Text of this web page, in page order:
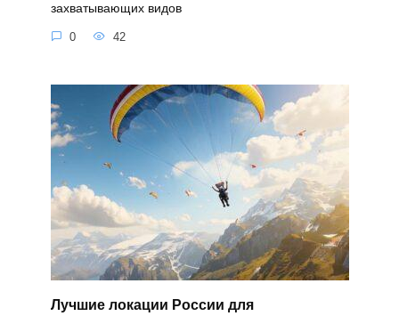
захватывающих видов
0 42
Лучшие локации России для